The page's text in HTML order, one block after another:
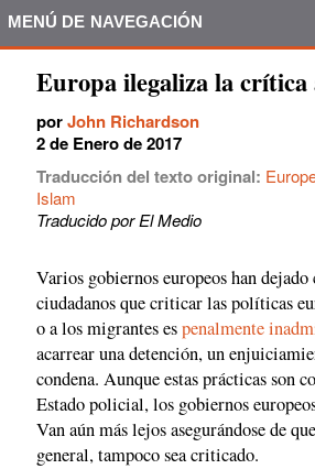
MENÚ DE NAVEGACIÓN
Europa ilegaliza la crítica
porJohn Richardson
2 de Enero de 2017
Traducción del texto original:
Islam
Traducido por El Medio
Varios gobiernos europeos han dejado
ciudadanos que criticar las políticas
o a los migrantes espenalmente
acarrear una detención, un
condena. Aunque estas prácticas son
Estado policial, los gobiernos
Van aún más lejos asegurándose de
general, tampoco sea criticado.